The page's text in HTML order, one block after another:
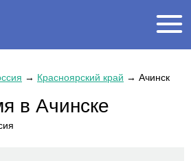
→ Красноярский край → Ачинск
в Ачинске